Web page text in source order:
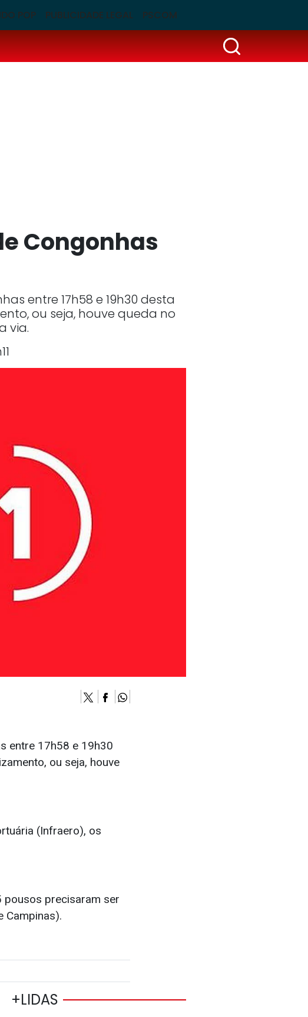
POP PUBLICIDADE LEGAL PSCOM
Congonhas
entre 17h58 e 19h30 desta
ou seja, houve queda no
via.
entre 17h58 e 19h30
ou seja, houve
(Infraero), os
pousos precisaram ser
Campinas).
+LIDAS